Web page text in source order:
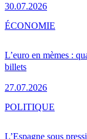
30.07.2026
L’euro en mèmes :
billets
27.07.2026
ÉCONOMIE
L’Espagne sous
POLITIQUE